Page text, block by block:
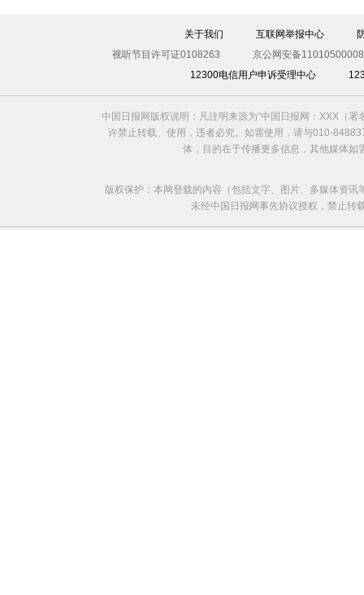
关于我们 互联网举报中心
视听节目许可证0108263
京公网安备
12300电信用户申诉受理中心
中国日报网版权说明：凡注明来源为“中国日报网：XXX（
许禁止转载、使用，违者必究。如需使用，请与010-
体，目的在于传播更多信息，其他媒体
版权保护：本网登载的内容（包括文字、图片、多媒体资
未经中国日报网事先协议授权，禁止转